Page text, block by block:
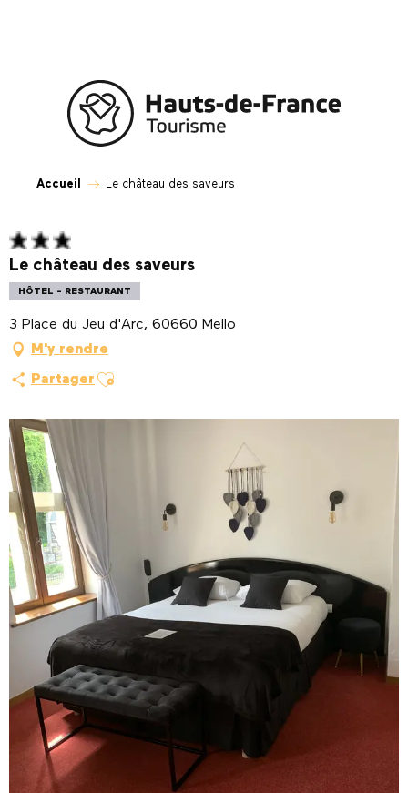
Accueil Le château des saveurs
Le château des saveurs
HÔTEL - RESTAURANT
3 Place du Jeu d'Arc, 60660 Mello
M'y rendre
Partager Ajouter aux favoris